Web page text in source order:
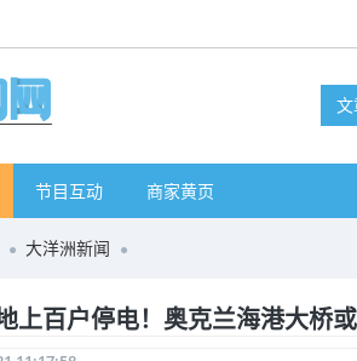
节目互动 商家黄页
大洋洲新闻
上百户停电！奥克兰海港大桥